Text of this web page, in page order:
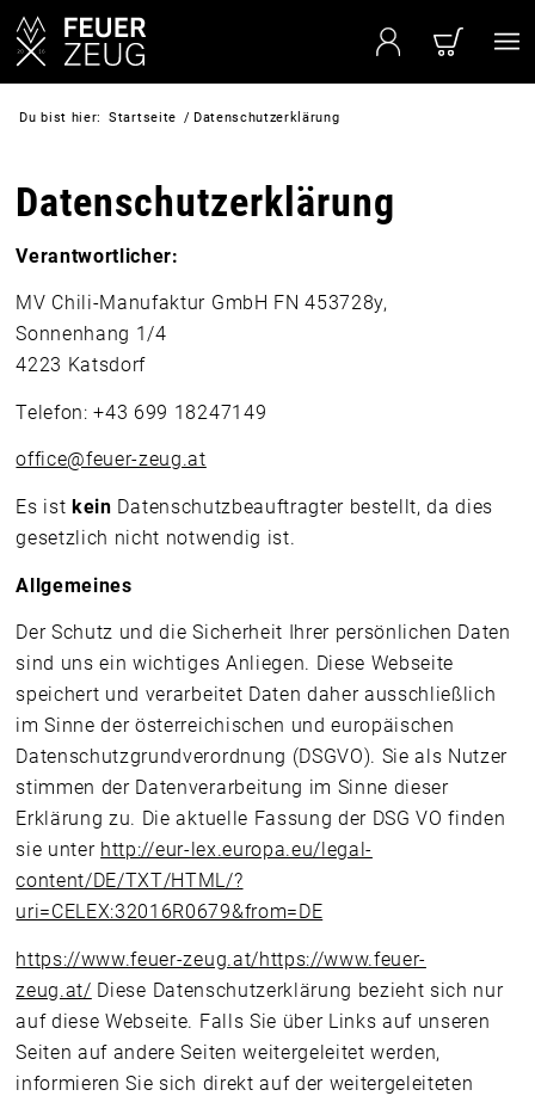
Du bist hier: Startseite / Datenschutzerklärung
Datenschutzerklärung
Verantwortlicher:
MV Chili-Manufaktur GmbH FN 453728y,
Sonnenhang 1/4
4223 Katsdorf
Telefon: +43 699 18247149
office@feuer-zeug.at
Es istkein Datenschutzbeauftragter bestellt, da dies
gesetzlich nicht notwendig ist.
Allgemeines
Der Schutz und die Sicherheit Ihrer persönlichen Daten
sind uns ein wichtiges Anliegen. Diese Webseite
speichert und verarbeitet Daten daher ausschließlich
im Sinne der österreichischen und europäischen
Datenschutzgrundverordnung (DSGVO). Sie als Nutzer
stimmen der Datenverarbeitung im Sinne dieser
Erklärung zu. Die aktuelle Fassung der DSG VO finden
sie unter http://eur-lex.europa.eu/legal-
content/DE/TXT/HTML/?
uri=CELEX:32016R0679&from=DE
https://www.feuer-zeug.at/https://www.feuer-
zeug.at/ Diese Datenschutzerklärung bezieht sich nur
auf diese Webseite. Falls Sie über Links auf unseren
Seiten auf andere Seiten weitergeleitet werden,
informieren Sie sich direkt auf der weitergeleiteten